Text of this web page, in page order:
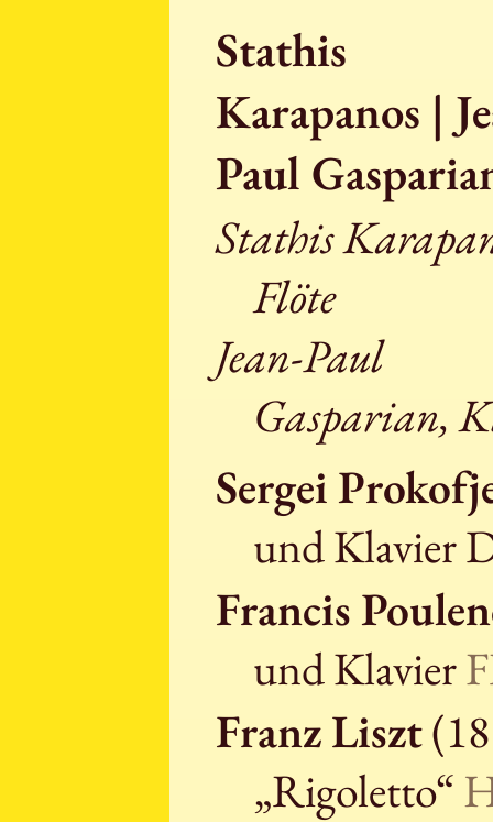
Stathis
Karapanos |
Paul
Stathis
Flöte
Jean-Paul
Gasparian,
Sergei
und Klavier
Francis
und Klavier
Franz Liszt
„Rigoletto“